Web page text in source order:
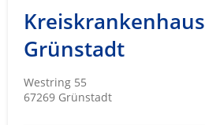
Kreiskrankenhaus
Grünstadt
Westring 55
67269 Grünstadt